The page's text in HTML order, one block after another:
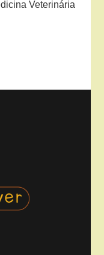
Veterinária